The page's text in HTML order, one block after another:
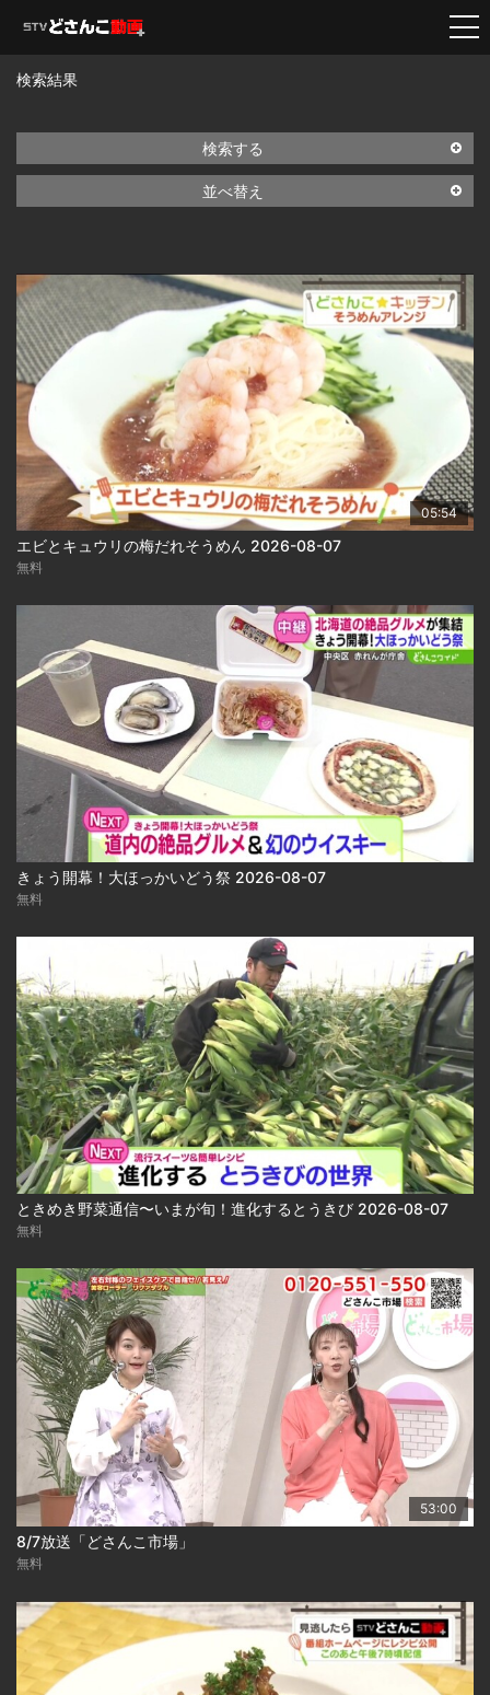
検索結果
検索する
並べ替え
05:54
エビとキュウリの梅だれそうめん 2026-08-07
無料
きょう開幕！大ほっかいどう祭 2026-08-07
無料
ときめき野菜通信〜いまが旬！進化するとうきび 2026-08-07
無料
53:00
8/7放送「どさんこ市場」
無料